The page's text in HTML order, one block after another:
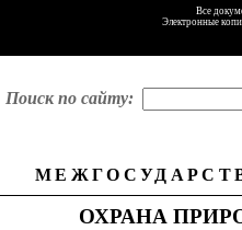
Все
Электронные
Поиск по сайту:
ОХРАНА